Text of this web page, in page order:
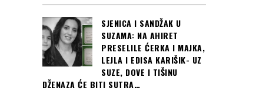
SJENICA I SANDŽAK U
SUZAMA: NA AHIRET
PRESELILE ĆERKA I MAJKA,
LEJLA I EDISA KARIŠIK- UZ
SUZE, DOVE I TIŠINU
DŽENAZA ĆE BITI SUTRA…